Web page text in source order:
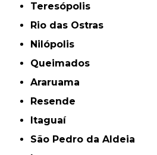
Teresópolis
Rio das Ostras
Nilópolis
Queimados
Araruama
Resende
Itaguaí
São Pedro da Aldeia